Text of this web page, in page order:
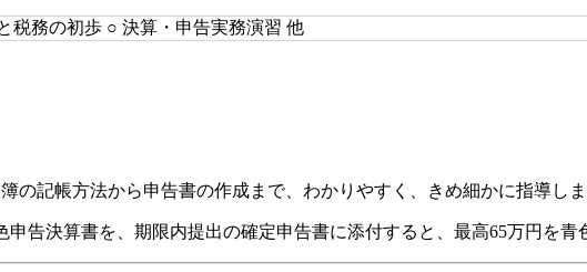
税務の初歩 ○ 決算・申告実務演習 他
の記帳方法から申告書の作成まで、わかりやすく、きめ細かに指導しま
告決算書を、期限内提出の確定申告書に添付すると、最高65万円を青